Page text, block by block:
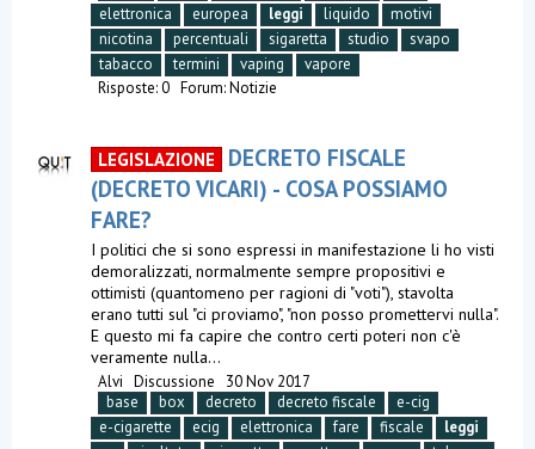
elettronica
europea leggi liquido
motivi
nicotina
percentuali sigaretta studio
svapo
tabacco
termini vaping
vapore
Risposte: 0 Forum:Notizie
LEGISLAZIONE
DECRETO FISCALE
(DECRETO VICARI) - COSA POSSIAMO
FARE?
I politici che si sono espressi in manifestazione li ho visti
demoralizzati, normalmente sempre propositivi e
ottimisti (quantomeno per ragioni di "voti"), stavolta
erano tutti sul "ci proviamo", "non posso promettervi nulla".
E questo mi fa capire che contro certi poteri non c'è
veramente nulla...
Alvi Discussione
30 Nov 2017
base
box decreto decreto fiscale
e-cig
e-cigarette
ecig elettronica fare fiscale
leggi